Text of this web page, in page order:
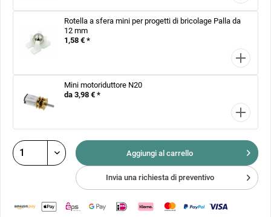
Rotella a sfera mini per progetti di bricolage Palla da
12 mm
1,58 € *
Mini motoriduttore N20
da 3,98 € *
Aggiungi al carrello
Invia una richiesta di preventivo